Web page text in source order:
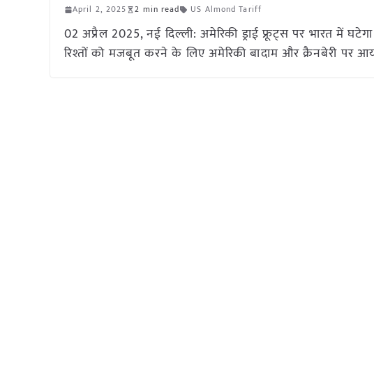
April 2, 2025 2 min read US Almond Tariff
02 अप्रैल 2025, नई दिल्ली: अमेरिकी ड्राई फ्रूट्स पर भारत में
रिश्तों को मजबूत करने के लिए अमेरिकी बादाम और क्रैनबेरी पर